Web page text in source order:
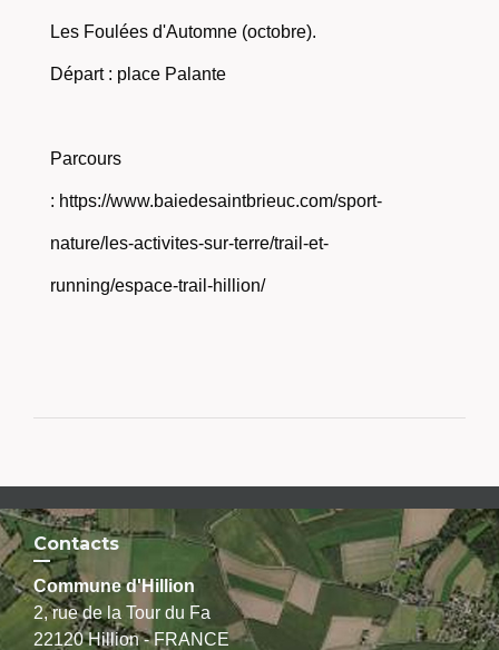
Les Foulées d'Automne (octobre).
Départ : place Palante
Parcours
: https://www.baiedesaintbrieuc.com/sport-
nature/les-activites-sur-terre/trail-et-
running/espace-trail-hillion/
Contacts
Commune d'Hillion
2, rue de la Tour du Fa
22120 Hillion - FRANCE